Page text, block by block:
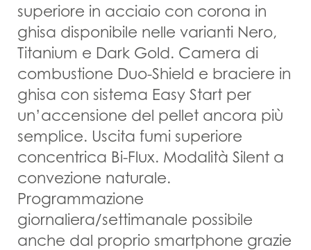
superiore in acciaio con corona in
ghisa disponibile nelle varianti Nero,
Titanium e Dark Gold. Camera di
combustione Duo-Shield e braciere in
ghisa con sistema Easy Start per
un’accensione del pellet ancora più
semplice. Uscita fumi superiore
concentrica Bi-Flux. Modalità Silent a
convezione naturale.
Programmazione
giornaliera/settimanale possibile
anche dal proprio smartphone grazie